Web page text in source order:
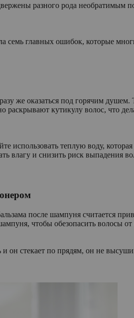
разного рода
семь главных ошибок, которые
же оказаться под горячим
раскрывают кутикулу волос, что
использовать теплую воду,
влагу и снизить риск выпадения
после шампуня считается
чтобы обезопасить
он стекает по прядям, он не